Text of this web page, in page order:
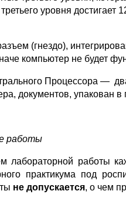
уровня
(гнездо),
компьютер не будет
Процессора —
документов, упакован в
работы
лабораторной работы
практикума под
не допускается, о чем